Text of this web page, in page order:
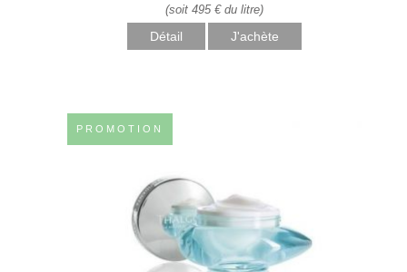
(soit 495 € du litre)
Détail
PROMOTION